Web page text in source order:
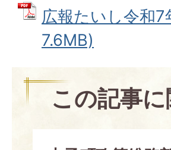
広報たいし令和
7.6MB)
この記事